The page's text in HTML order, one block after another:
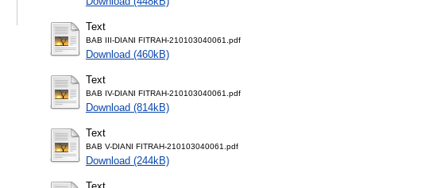
Text
BAB III-DIANI FITRAH-210103040061.pdf
Download (460kB)
Text
BAB IV-DIANI FITRAH-210103040061.pdf
Download (814kB)
Text
BAB V-DIANI FITRAH-210103040061.pdf
Download (244kB)